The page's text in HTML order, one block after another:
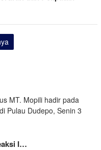
I…